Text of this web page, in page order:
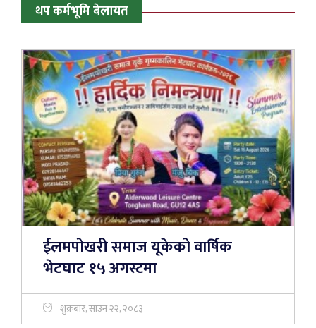
थप कर्मभूमि बेलायत
ईलमपोखरी समाज यूकेको वार्षिक
भेटघाट १५ अगस्टमा
शुक्रबार, साउन २२, २०८३